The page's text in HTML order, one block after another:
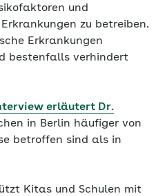
und
zu betreiben.
Erkrankungen
bestenfalls verhindert
erläutert Dr.
in Berlin häufiger von
betroffen sind als in
Kitas und Schulen mit